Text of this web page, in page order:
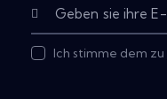
Ich stimme dem zu